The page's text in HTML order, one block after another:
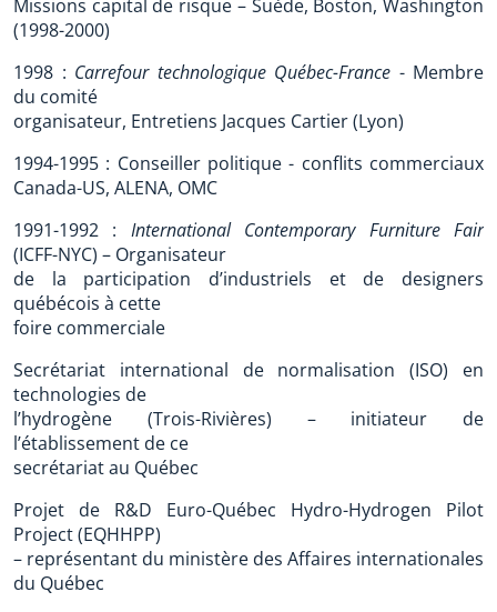
Missions capital de risque – Suède, Boston, Washington
(1998-2000)
1998 : Carrefour technologique Québec-France - Membre
du comité
organisateur, Entretiens Jacques Cartier (Lyon)
1994-1995 : Conseiller politique - conflits commerciaux
Canada-US, ALENA, OMC
1991-1992 : International Contemporary Furniture Fair
(ICFF-NYC) – Organisateur
de la participation d’industriels et de designers
québécois à cette
foire commerciale
Secrétariat international de normalisation (ISO) en
technologies de
l’hydrogène (Trois-Rivières) – initiateur de
l’établissement de ce
secrétariat au Québec
Projet de R&D Euro-Québec Hydro-Hydrogen Pilot
Project (EQHHPP)
– représentant du ministère des Affaires internationales
du Québec